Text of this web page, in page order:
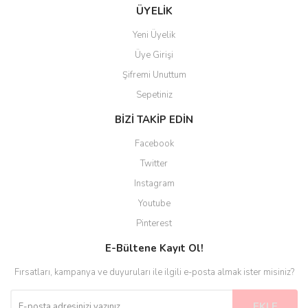
ÜYELİK
Yeni Üyelik
Üye Girişi
Şifremi Unuttum
Sepetiniz
BİZİ TAKİP EDİN
Facebook
Twitter
Instagram
Youtube
Pinterest
E-Bültene Kayıt Ol!
Fırsatları, kampanya ve duyuruları ile ilgili e-posta almak ister misiniz?